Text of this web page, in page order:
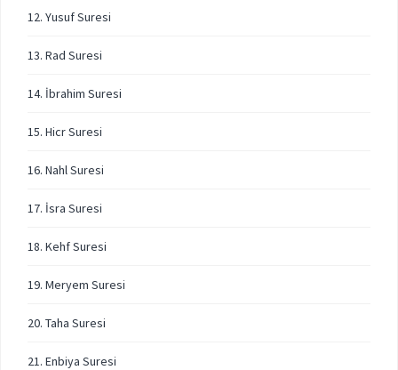
12. Yusuf Suresi
13. Rad Suresi
14. İbrahim Suresi
15. Hicr Suresi
16. Nahl Suresi
17. İsra Suresi
18. Kehf Suresi
19. Meryem Suresi
20. Taha Suresi
21. Enbiya Suresi